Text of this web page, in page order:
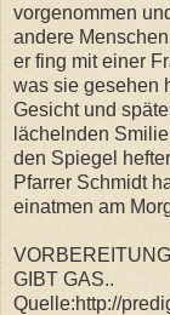
vorgenommen
andere
er fing mit einer
was sie gesehen
Gesicht und
lächelnden
den Spiegel
Pfarrer Schmidt
einatmen am
GIBT GAS..
Quelle:http://